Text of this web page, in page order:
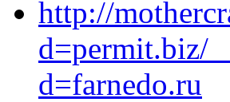
http://
d=permit.biz/
d=farnedo.ru